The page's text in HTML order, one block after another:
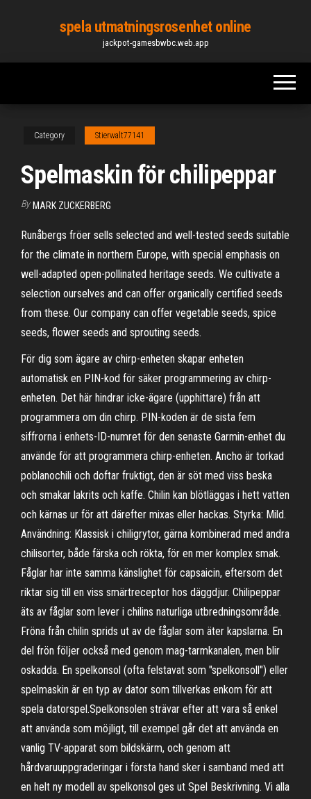
content
spela utmatningsrosenhet online
jackpot-gamesbwbc.web.app
Category Stierwalt77141
Spelmaskin för chilipeppar
By MARK ZUCKERBERG
Runåbergs fröer sells selected and well-tested seeds suitable
for the climate in northern Europe, with special emphasis on
well-adapted open-pollinated heritage seeds. We cultivate a
selection ourselves and can offer organically certified seeds
from these. Our company can offer vegetable seeds, spice
seeds, flower seeds and sprouting seeds.
För dig som ägare av chirp-enheten skapar enheten
automatisk en PIN-kod för säker programmering av chirp-
enheten. Det här hindrar icke-ägare (upphittare) från att
programmera om din chirp. PIN-koden är de sista fem
siffrorna i enhets-ID-numret för den senaste Garmin-enhet du
använde för att programmera chirp-enheten. Ancho är torkad
poblanochili och doftar fruktigt, den är söt med viss beska
och smakar lakrits och kaffe. Chilin kan blötläggas i hett vatten
och kärnas ur för att därefter mixas eller hackas. Styrka: Mild.
Användning: Klassisk i chiligrytor, gärna kombinerad med andra
chilisorter, både färska och rökta, för en mer komplex smak.
Fåglar har inte samma känslighet för capsaicin, eftersom det
riktar sig till en viss smärtreceptor hos däggdjur. Chilipeppar
äts av fåglar som lever i chilins naturliga utbredningsområde.
Fröna från chilin sprids ut av de fåglar som äter kapslarna. En
del frön följer också med genom mag-tarmkanalen, men blir
oskadda. En spelkonsol (ofta felstavat som "spelkonsoll") eller
spelmaskin är en typ av dator som tillverkas enkom för att
spela datorspel.Spelkonsolen strävar efter att vara så enkel
att använda som möjligt, till exempel går det att använda en
vanlig TV-apparat som bildskärm, och genom att
hårdvaruuppgraderingar i första hand sker i samband med att
en helt ny modell av spelkonsol ges ut Spel Beskrivning. Vi alla